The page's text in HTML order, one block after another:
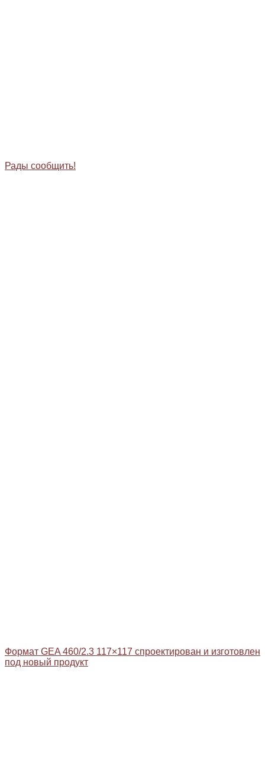
Рады сообщить!
Формат GEA 460/2.3 117×117 спроектирован и изготовлен
под новый продукт